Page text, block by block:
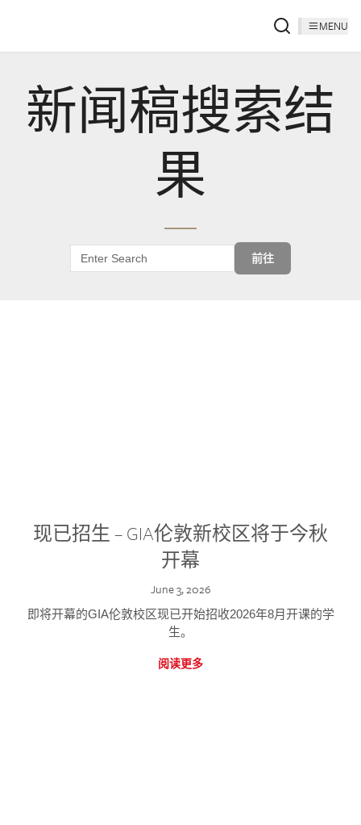
MENU
新闻稿搜索结
果
前往
现已招生 – GIA伦敦新校区将于今秋
开幕
June 3, 2026
即将开幕的GIA伦敦校区现已开始招收2026年8月开课的学
生。
阅读更多